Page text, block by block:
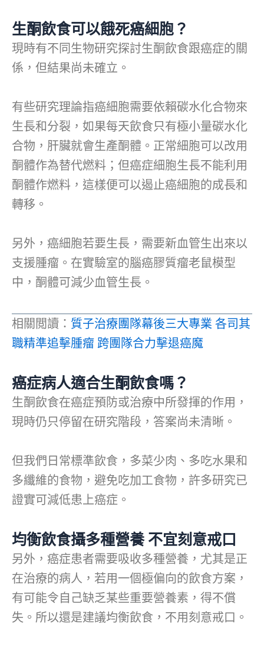
生酮飲食可以餓死癌細胞？
現時有不同生物研究探討生酮飲食跟癌症的關
係，但結果尚未確立。
有些研究理論指癌細胞需要依賴碳水化合物來
生長和分裂，如果每天飲食只有極小量碳水化
合物，肝臟就會生產酮體。正常細胞可以改用
酮體作為替代燃料；但癌症細胞生長不能利用
酮體作燃料，這樣便可以遏止癌細胞的成長和
轉移。
另外，癌細胞若要生長，需要新血管生出來以
支援腫瘤。在實驗室的腦癌膠質瘤老鼠模型
中，酮體可減少血管生長。
相關閲讀： 質子治療團隊幕後三大專業 各司其
職精準追擊腫瘤 跨團隊合力擊退癌魔
癌症病人適合生酮飲食嗎？
生酮飲食在癌症預防或治療中所發揮的作用，
現時仍只停留在研究階段，答案尚未清晰。
但我們日常標準飲食，多菜少肉、多吃水果和
多纖維的食物，避免吃加工食物，許多研究已
證實可減低患上癌症。
均衡飲食攝多種營養 不宜刻意戒口
另外，癌症患者需要吸收多種營養，尤其是正
在治療的病人，若用一個極偏向的飲食方案，
有可能令自己缺乏某些重要營養素，得不償
失。所以還是建議均衡飲食，不用刻意戒口。